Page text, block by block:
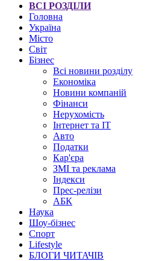
ВСІ РОЗДІЛИ
Головна
Україна
Місто
Світ
Бізнес
Всі новини розділу
Економіка
Новини компаній
Фінанси
Нерухомість
Інтернет та IT
Авто
Податки
Кар'єра
ЗМІ та реклама
Індекси
Прес-релізи
АБК
Наука
Шоу-бізнес
Спорт
Lifestyle
БЛОГИ ЧИТАЧІВ